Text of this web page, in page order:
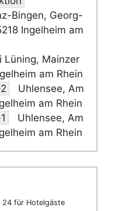
Bingen, Georg-
Ingelheim am
Lüning, Mainzer
am Rhein
Uhlensee, Am
am Rhein
Uhlensee, Am
am Rhein
24 für Hotelgäste